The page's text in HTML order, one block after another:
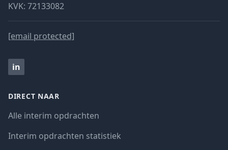
KVK: 72133082
[email protected]
in
DIRECT NAAR
Alle interim opdrachten
Interim opdrachten statistiek